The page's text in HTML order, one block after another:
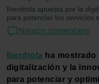
Iberdrola apuesta por la
para potenciar los servicios
Ningún comentario
Iberdrola ha
digitalización y la
para potenciar y